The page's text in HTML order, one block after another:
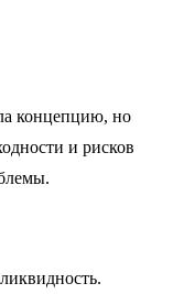
концепцию, но
и рисков